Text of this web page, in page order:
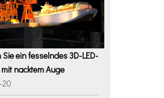
Sie ein fesselndes 3D-LED-
nacktem Auge